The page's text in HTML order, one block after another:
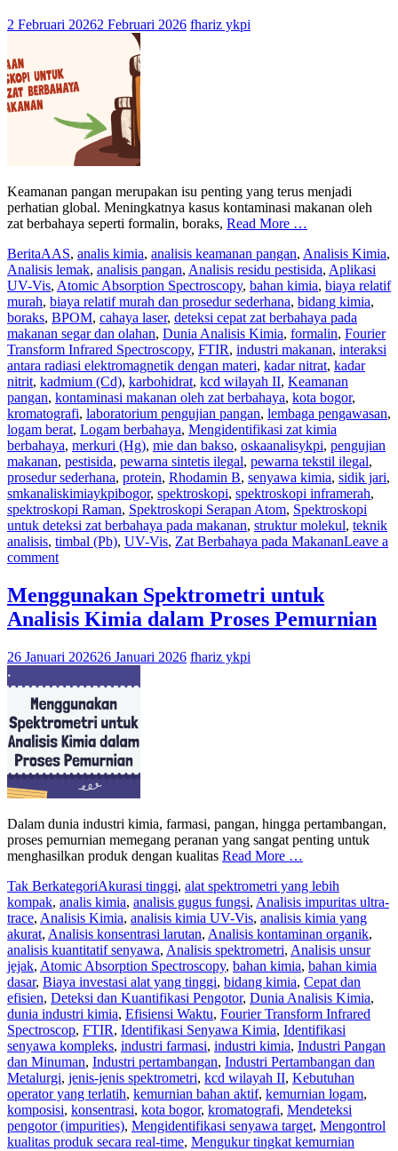
2 Februari 20262 Februari 2026 fhariz ykpi
Keamanan pangan merupakan isu penting yang terus menjadi
perhatian global. Meningkatnya kasus kontaminasi makanan oleh
zat berbahaya seperti formalin, boraks, Read More …
BeritaAAS, analis kimia, analisis keamanan pangan, Analisis Kimia,
Analisis lemak, analisis pangan, Analisis residu pestisida, Aplikasi
UV-Vis, Atomic Absorption Spectroscopy, bahan kimia, biaya relatif
murah, biaya relatif murah dan prosedur sederhana, bidang kimia,
boraks, BPOM, cahaya laser, deteksi cepat zat berbahaya pada
makanan segar dan olahan, Dunia Analisis Kimia, formalin, Fourier
Transform Infrared Spectroscopy, FTIR, industri makanan, interaksi
antara radiasi elektromagnetik dengan materi, kadar nitrat, kadar
nitrit, kadmium (Cd), karbohidrat, kcd wilayah II, Keamanan
pangan, kontaminasi makanan oleh zat berbahaya, kota bogor,
kromatografi, laboratorium pengujian pangan, lembaga pengawasan,
logam berat, Logam berbahaya, Mengidentifikasi zat kimia
berbahaya, merkuri (Hg), mie dan bakso, oskaanalisykpi, pengujian
makanan, pestisida, pewarna sintetis ilegal, pewarna tekstil ilegal,
prosedur sederhana, protein, Rhodamin B, senyawa kimia, sidik jari,
smkanaliskimiaykpibogor, spektroskopi, spektroskopi inframerah,
spektroskopi Raman, Spektroskopi Serapan Atom, Spektroskopi
untuk deteksi zat berbahaya pada makanan, struktur molekul, teknik
analisis, timbal (Pb), UV-Vis, Zat Berbahaya pada MakananLeave a
comment
Menggunakan Spektrometri untuk
Analisis Kimia dalam Proses Pemurnian
26 Januari 202626 Januari 2026 fhariz ykpi
Dalam dunia industri kimia, farmasi, pangan, hingga pertambangan,
proses pemurnian memegang peranan yang sangat penting untuk
menghasilkan produk dengan kualitas Read More …
Tak BerkategoriAkurasi tinggi, alat spektrometri yang lebih
kompak, analis kimia, analisis gugus fungsi, Analisis impuritas ultra-
trace, Analisis Kimia, analisis kimia UV-Vis, analisis kimia yang
akurat, Analisis konsentrasi larutan, Analisis kontaminan organik,
analisis kuantitatif senyawa, Analisis spektrometri, Analisis unsur
jejak, Atomic Absorption Spectroscopy, bahan kimia, bahan kimia
dasar, Biaya investasi alat yang tinggi, bidang kimia, Cepat dan
efisien, Deteksi dan Kuantifikasi Pengotor, Dunia Analisis Kimia,
dunia industri kimia, Efisiensi Waktu, Fourier Transform Infrared
Spectroscop, FTIR, Identifikasi Senyawa Kimia, Identifikasi
senyawa kompleks, industri farmasi, industri kimia, Industri Pangan
dan Minuman, Industri pertambangan, Industri Pertambangan dan
Metalurgi, jenis-jenis spektrometri, kcd wilayah II, Kebutuhan
operator yang terlatih, kemurnian bahan aktif, kemurnian logam,
komposisi, konsentrasi, kota bogor, kromatografi, Mendeteksi
pengotor (impurities), Mengidentifikasi senyawa target, Mengontrol
kualitas produk secara real-time, Mengukur tingkat kemurnian